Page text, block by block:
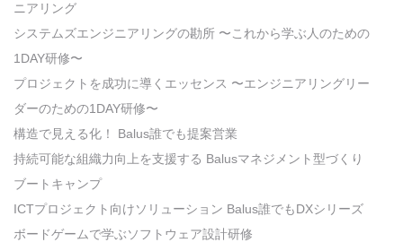
ニアリング
システムズエンジニアリングの勘所 〜これから学ぶ人のための
1DAY研修〜
プロジェクトを成功に導くエッセンス 〜エンジニアリングリー
ダーのための1DAY研修〜
構造で見える化！ Balus誰でも提案営業
持続可能な組織力向上を支援する Balusマネジメント型づくり
ブートキャンプ
ICTプロジェクト向けソリューション Balus誰でもDXシリーズ
ボードゲームで学ぶソフトウェア設計研修